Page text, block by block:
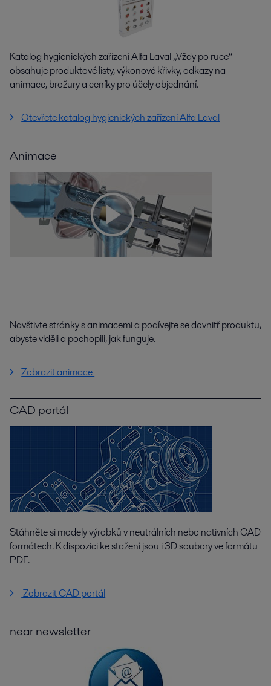
Katalog hygienických zařízení Alfa Laval „Vždy po ruce“
obsahuje produktové listy, výkonové křivky, odkazy na
animace, brožury a ceníky pro účely objednání.
Otevřete katalog hygienických zařízení Alfa Laval
Animace
Navštivte stránky s animacemi a podívejte se dovnitř produktu,
abyste viděli a pochopili, jak funguje.
Zobrazit animace
CAD portál
Stáhněte si modely výrobků v neutrálních nebo nativních CAD
formátech. K dispozici ke stažení jsou i 3D soubory ve formátu
PDF.
Zobrazit CAD portál
near newsletter